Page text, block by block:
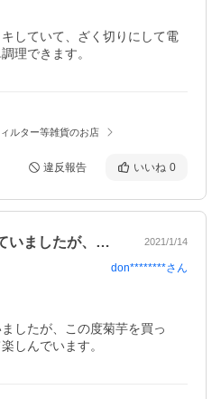
していて、ざく切りにして電
理できます。
ルター等雑貨のお店
違反報告 いいね 0
これまで、粉末を買っていましたが、この… 2021/1/14
don********さん
したが、この度菊芋を買っ
しんでいます。